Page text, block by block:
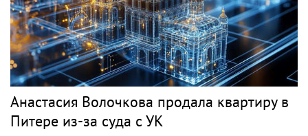
Анастасия Волочкова продала квартиру в
Питере из-за суда с УК